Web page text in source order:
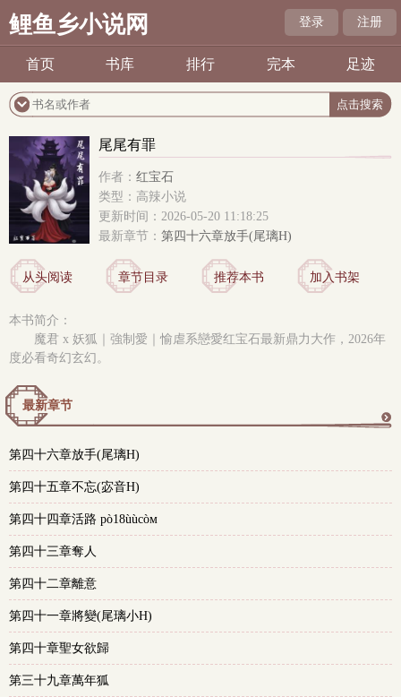
鲤鱼乡小说网 登录 注册
首页 书库 排行 完本 足迹
尾尾有罪
作者： 红宝石
类型：高辣小说
更新时间：2026-05-20 11:18:25
最新章节： 第四十六章放手(尾璃H)
从头阅读 章节目录 推荐本书 加入书架
本书简介：
魔君 x 妖狐｜強制愛｜愉虐系戀愛红宝石最新鼎力大作，2026年
度必看奇幻玄幻。
最新章节
第四十六章放手(尾璃H)
第四十五章不忘(宓音H)
第四十四章活路 pò18ùùcòм
第四十三章奪人
第四十二章離意
第四十一章將變(尾璃小H)
第四十章聖女欲歸
第三十九章萬年狐